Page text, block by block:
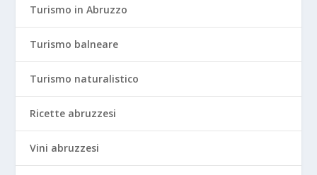
Turismo in Abruzzo
Turismo balneare
Turismo naturalistico
Ricette abruzzesi
Vini abruzzesi